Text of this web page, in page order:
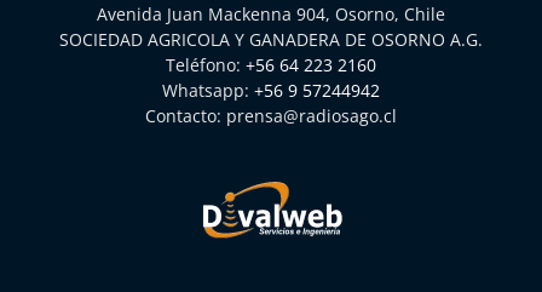
Avenida Juan Mackenna 904, Osorno, Chile
SOCIEDAD AGRICOLA Y GANADERA DE OSORNO A.G.
Teléfono: +56 64 223 2160
Whatsapp: +56 9 57244942
Contacto: prensa@radiosago.cl